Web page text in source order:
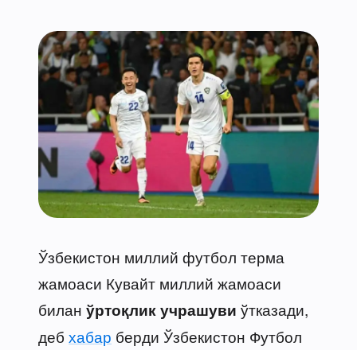
Ўзбекистон миллий футбол терма
жамоаси Кувайт миллий жамоаси
билан ўртоқлик учрашуви ўтказади,
деб хабар берди Ўзбекистон Футбол